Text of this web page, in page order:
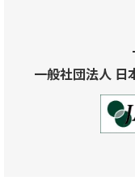
一般社団法人 日